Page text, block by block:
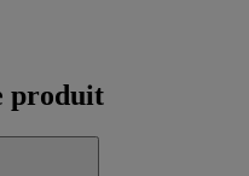
produit